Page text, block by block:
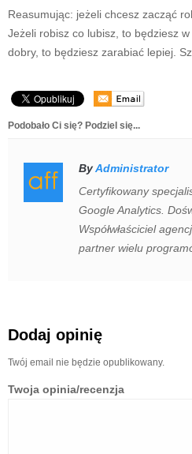
Reasumując: jeżeli chcesz zacząć
Jeżeli robisz co lubisz, to będziesz
dobry, to będziesz zarabiać lepiej.
Podobało Ci się? Podziel się...
ByAdministrator
Certyfikowany
Google Analytics.
Współwłaściciel
partner wielu
Dodaj opinię
Twój email nie będzie opublikowany.
Twoja opinia/recenzja